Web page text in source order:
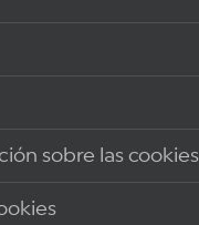
sobre las cookies